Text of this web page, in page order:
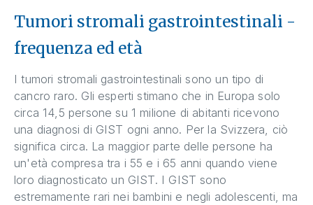
Tumori stromali gastrointestinali -
frequenza ed età
I tumori stromali gastrointestinali sono un tipo di
cancro raro. Gli esperti stimano che in Europa solo
circa 14,5 persone su 1 milione di abitanti ricevono
una diagnosi di GIST ogni anno. Per la Svizzera, ciò
significa circa. La maggior parte delle persone ha
un'età compresa tra i 55 e i 65 anni quando viene
loro diagnosticato un GIST. I GIST sono
estremamente rari nei bambini e negli adolescenti, ma